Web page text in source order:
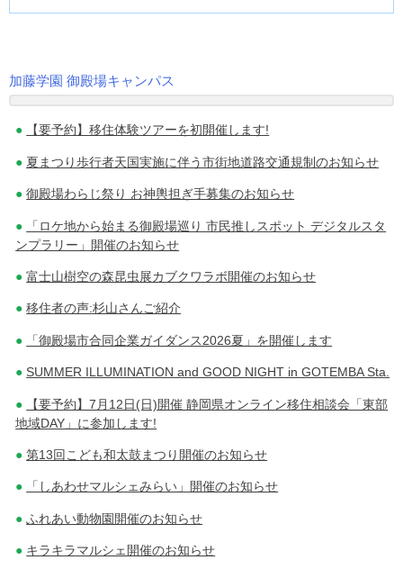
投
稿
ナ
ビ
ゲ
シ
ョ
ン
加藤学園 御殿場キャンパス
【要予約】移住体験ツアーを初開催します!
夏まつり歩行者天国実施に伴う市街地道路交通規制のお知らせ
御殿場わらじ祭り お神輿担ぎ手募集のお知らせ
「ロケ地から始まる御殿場巡り 市民推しスポット デジタルスタ
ンプラリー」開催のお知らせ
富士山樹空の森昆虫展カブクワラボ開催のお知らせ
移住者の声:杉山さんご紹介
「御殿場市合同企業ガイダンス2026夏」を開催します
SUMMER ILLUMINATION and GOOD NIGHT in GOTEMBA Sta.
【要予約】7月12日(日)開催 静岡県オンライン移住相談会「東部
地域DAY」に参加します!
第13回こども和太鼓まつり開催のお知らせ
「しあわせマルシェみらい」開催のお知らせ
ふれあい動物園開催のお知らせ
キラキラマルシェ開催のお知らせ